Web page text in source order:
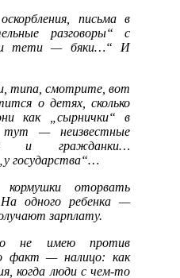
письма в
разговоры“ с
и тети — бяки…“ И
типа, смотрите, вот
о детях, сколько
как „сырнички“ в
— неизвестные
и гражданки…
государства“…
оторвать
одного ребенка —
зарплату.
не имею против
факт — налицо: как
когда люди с чем-то